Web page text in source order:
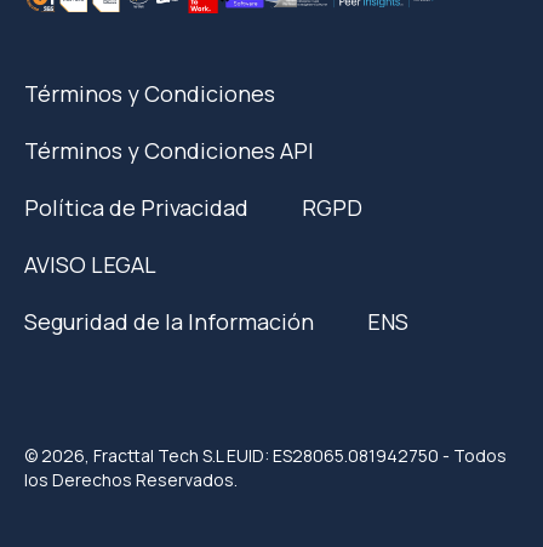
Términos y Condiciones
Términos y Condiciones API
Política de Privacidad
RGPD
AVISO LEGAL
Seguridad de la Información
ENS
© 2026, Fracttal Tech S.L EUID: ES28065.081942750 - Todos
los Derechos Reservados.